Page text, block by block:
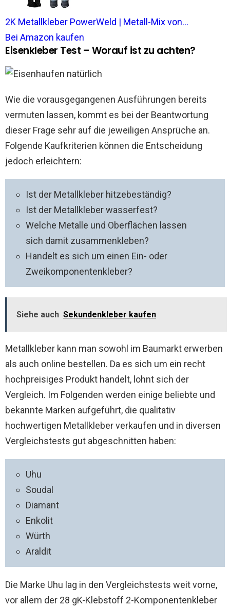
2K Metallkleber PowerWeld | Metall-Mix von...
Bei Amazon kaufen
Eisenkleber Test – Worauf ist zu achten?
Wie die vorausgegangenen Ausführungen bereits
vermuten lassen, kommt es bei der Beantwortung
dieser Frage sehr auf die jeweiligen Ansprüche an.
Folgende Kaufkriterien können die Entscheidung
jedoch erleichtern:
Ist der Metallkleber hitzebeständig?
Ist der Metallkleber wasserfest?
Welche Metalle und Oberflächen lassen
sich damit zusammenkleben?
Handelt es sich um einen Ein- oder
Zweikomponentenkleber?
Siehe auch Sekundenkleber kaufen
Metallkleber kann man sowohl im Baumarkt erwerben
als auch online bestellen. Da es sich um ein recht
hochpreisiges Produkt handelt, lohnt sich der
Vergleich. Im Folgenden werden einige beliebte und
bekannte Marken aufgeführt, die qualitativ
hochwertigen Metallkleber verkaufen und in diversen
Vergleichstests gut abgeschnitten haben:
Uhu
Soudal
Diamant
Enkolit
Würth
Araldit
Die Marke Uhu lag in den Vergleichstests weit vorne,
vor allem der 28 gK-Klebstoff 2-Komponentenkleber